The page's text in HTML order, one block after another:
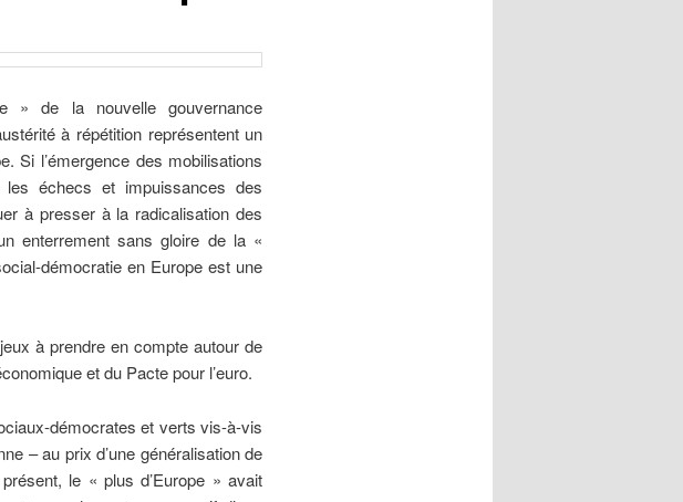
» de la nouvelle gouvernance
à répétition représentent un
Si l’émergence des mobilisations
échecs et impuissances des
à presser à la radicalisation des
enterrement sans gloire de la «
démocratie en Europe est une
à prendre en compte autour de
et du Pacte pour l’euro.
démocrates et verts vis-à-vis
– au prix d’une généralisation de
le « plus d’Europe » avait